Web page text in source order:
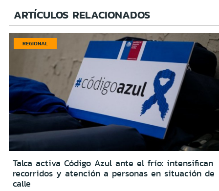
ARTÍCULOS RELACIONADOS
REGIONAL
Talca activa Código Azul ante el frío: intensifican
recorridos y atención a personas en situación de
calle